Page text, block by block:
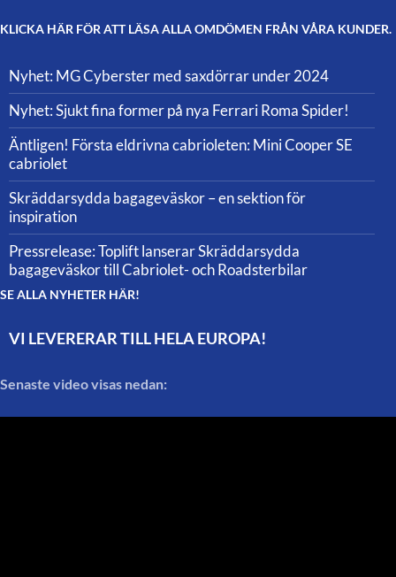
KLICKA HÄR FÖR ATT LÄSA ALLA OMDÖMEN FRÅN VÅRA KUNDER.
Nyhet: MG Cyberster med saxdörrar under 2024
Nyhet: Sjukt fina former på nya Ferrari Roma Spider!
Äntligen! Första eldrivna cabrioleten: Mini Cooper SE
cabriolet
Skräddarsydda bagageväskor – en sektion för
inspiration
Pressrelease: Toplift lanserar Skräddarsydda
bagageväskor till Cabriolet- och Roadsterbilar
SE ALLA NYHETER HÄR!
VI LEVERERAR TILL HELA EUROPA!
Senaste video visas nedan: